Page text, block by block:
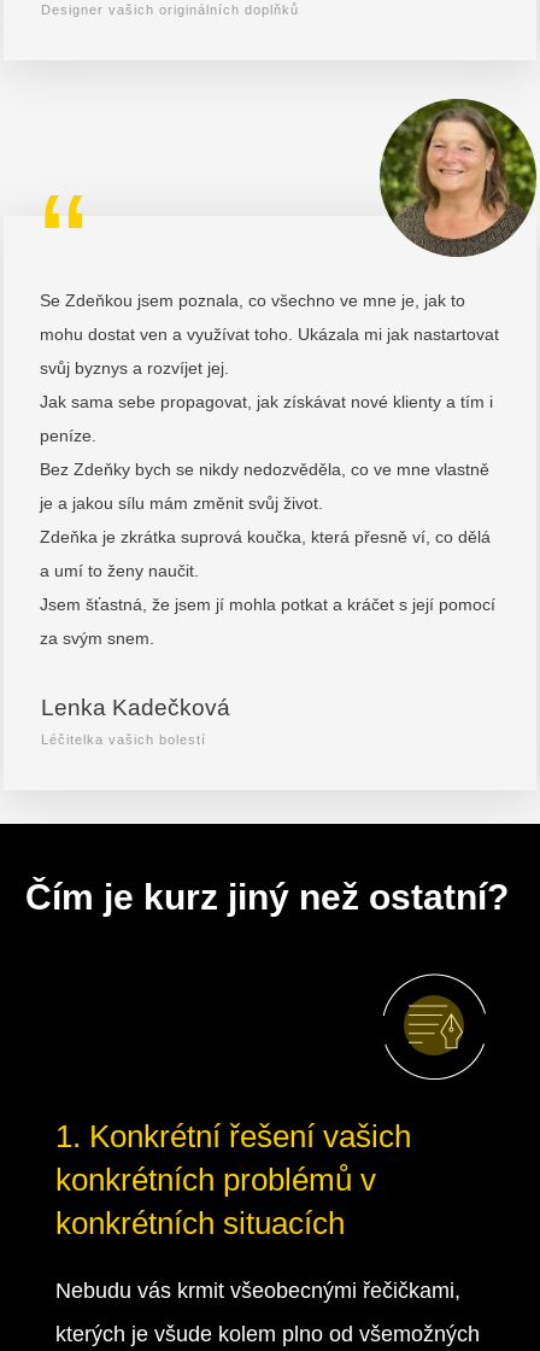
Designer vašich originálních doplňků
“
Se Zdeňkou jsem poznala, co všechno ve mne je, jak to
mohu dostat ven a využívat toho. Ukázala mi jak nastartovat
svůj byznys a rozvíjet jej.
Jak sama sebe propagovat, jak získávat nové klienty a tím i
peníze.
Bez Zdeňky bych se nikdy nedozvěděla, co ve mne vlastně
je a jakou sílu mám změnit svůj život.
Zdeňka je zkrátka suprová koučka, která přesně ví, co dělá
a umí to ženy naučit.
Jsem šťastná, že jsem jí mohla potkat a kráčet s její pomocí
za svým snem.
Lenka Kadečková
Léčitelka vašich bolestí
Čím je kurz jiný než ostatní?
1. Konkrétní řešení vašich
konkrétních problémů v
konkrétních situacích
Nebudu vás krmit všeobecnými řečičkami,
kterých je všude kolem plno od všemožných